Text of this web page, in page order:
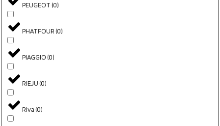
PEUGEOT(0)
PHATFOUR(0)
PIAGGIO(0)
RIEJU(0)
Riva(0)